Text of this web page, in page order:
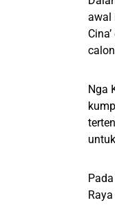
awal
Nga